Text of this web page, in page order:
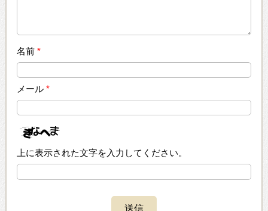
名前*
メール*
上に表示された文字を入力してください。